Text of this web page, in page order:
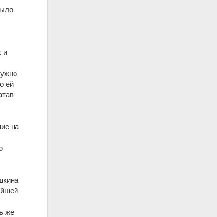
и
ей
на
же